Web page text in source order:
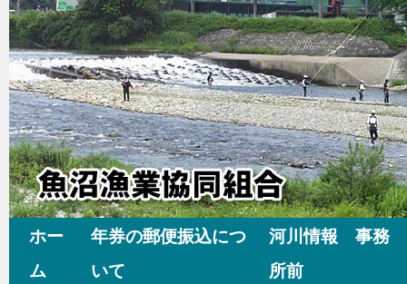
ホー
ム
年券の郵便振込につ
いて
河川情報 事務
所前